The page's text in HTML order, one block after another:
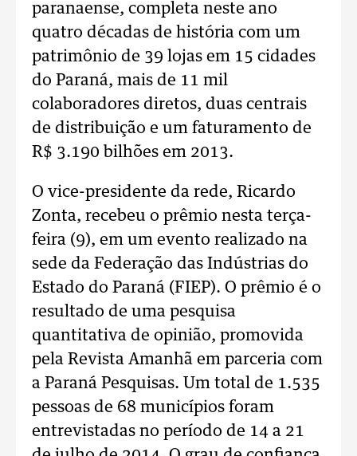
paranaense, completa neste ano
quatro décadas de história com um
patrimônio de 39 lojas em 15 cidades
do Paraná, mais de 11 mil
colaboradores diretos, duas centrais
de distribuição e um faturamento de
R$ 3.190 bilhões em 2013.
O vice-presidente da rede, Ricardo
Zonta, recebeu o prêmio nesta terça-
feira (9), em um evento realizado na
sede da Federação das Indústrias do
Estado do Paraná (FIEP). O prêmio é o
resultado de uma pesquisa
quantitativa de opinião, promovida
pela Revista Amanhã em parceria com
a Paraná Pesquisas. Um total de 1.535
pessoas de 68 municípios foram
entrevistadas no período de 14 a 21